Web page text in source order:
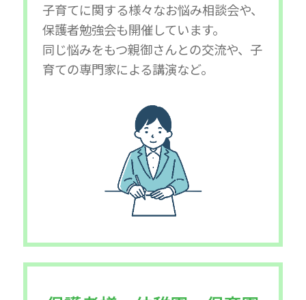
子育てに関する様々なお悩み相談会や、
保護者勉強会も開催しています。
同じ悩みをもつ親御さんとの交流や、子
育ての専門家による講演など。